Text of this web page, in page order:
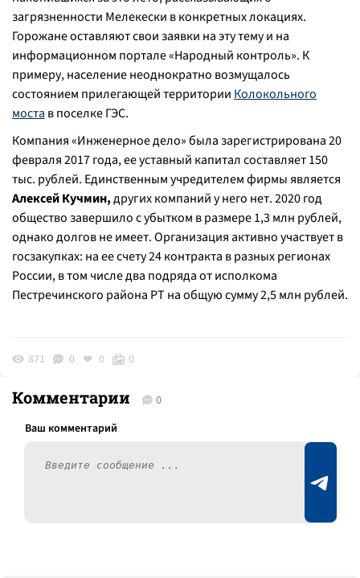
загрязненности Мелекески в конкретных локациях.
Горожане оставляют свои заявки на эту тему и на
информационном портале «Народный контроль». К
примеру, население неоднократно возмущалось
состоянием прилегающей территории Колокольного
моста в поселке ГЭС.
Компания «Инженерное дело» была зарегистрирована 20
февраля 2017 года, ее уставный капитал составляет 150
тыс. рублей. Единственным учредителем фирмы является
Алексей Кучмин,других компаний у него нет. 2020 год
общество завершило с убытком в размере 1,3 млн рублей,
однако долгов не имеет. Организация активно участвует в
госзакупках: на ее счету 24 контракта в разных регионах
России, в том числе два подряда от исполкома
Пестречинского района РТ на общую сумму 2,5 млн рублей.
871 0 0 0
Комментарии 0